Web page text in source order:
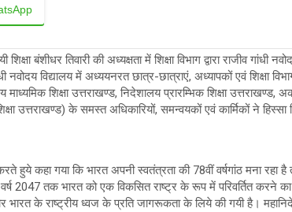
बंशीधर तिवारी की अध्यक्षता में शिक्षा विभाग द्वारा राजीव गांधी
नवोदय विद्यालय में अध्ययनरत छात्र-छात्राएं, अध्यापकों एवं शिक्षा
माध्यमिक शिक्षा उत्तराखण्ड, निदेशालय प्रारम्भिक शिक्षा उत्तराखण्ड,
उत्तराखण्ड) के समस्त अधिकारियों, समन्वयकों एवं कार्मिकों ने हिस्सा
हुये कहा गया कि भारत अपनी स्वतंत्रता की 78वीं वर्षगांठ मना रहा है
2047 तक भारत को एक विकसित राष्ट्र के रूप में परिवर्तित करने
के राष्ट्रीय ध्वज के प्रति जागरूकता के लिये की गयी है।